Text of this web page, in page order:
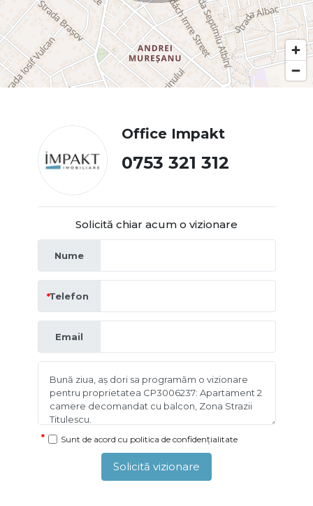
Office Impakt
0753 321 312
Solicită chiar acum o vizionare
Nume
Telefon
Email
Sunt de acord cu politica de confidențialitate
Solicită vizionare